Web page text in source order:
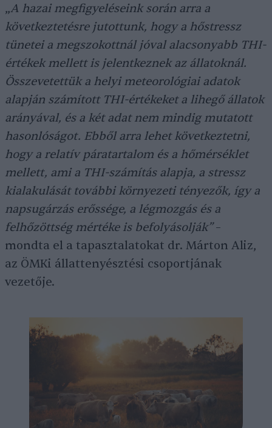
„A hazai megfigyeléseink során arra a
következtetésre jutottunk, hogy a hőstressz
tünetei a megszokottnál jóval alacsonyabb THI-
értékek mellett is jelentkeznek az állatoknál.
Összevetettük a helyi meteorológiai adatok
alapján számított THI-értékeket a lihegő állatok
arányával, és a két adat nem mindig mutatott
hasonlóságot. Ebből arra lehet következtetni,
hogy a relatív páratartalom és a hőmérséklet
mellett, ami a THI-számítás alapja, a stressz
kialakulását további környezeti tényezők, így a
napsugárzás erőssége, a légmozgás és a
felhőzöttség mértéke is befolyásolják”–
mondta el a tapasztalatokat dr. Márton Aliz,
az ÖMKi állattenyésztési csoportjának
vezetője.